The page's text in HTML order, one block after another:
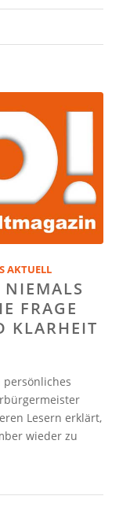
AKTUELL
NIEMALS
FRAGE
KLARHEIT
persönliches
Lesern erklärt,
wieder zu